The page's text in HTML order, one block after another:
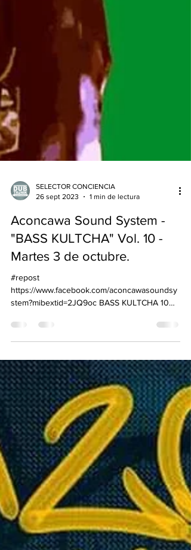
SELECTOR CONCIENCIA
Aconcawa Sound System -
"BASS KULTCHA" Vol. 10 -
Martes 3 de octubre.
#repost
https://www.facebook.com/aconcawasoundsy
@tridentacerveceria...